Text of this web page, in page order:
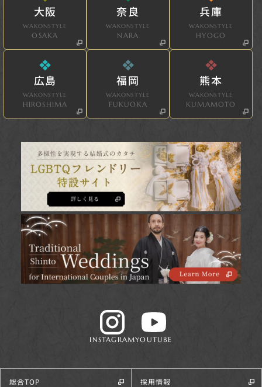
大阪
WAKONSTYLE
OSAKA
奈良
WAKONSTYLE
NARA
兵庫
WAKONSTYLE
HYOGO
広島
WAKONSTYLE
HIROSHIMA
福岡
WAKONSTYLE
FUKUOKA
熊本
WAKONSTYLE
KUMAMOTO
INSTAGRAMYOUTUBE
総合TOP 採用情報